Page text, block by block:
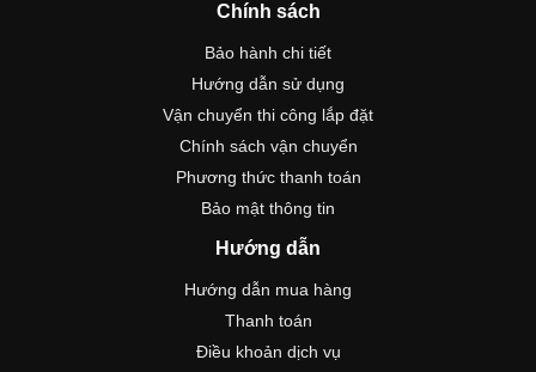
Chính sách
Bảo hành chi tiết
Hướng dẫn sử dụng
Vận chuyển thi công lắp đặt
Chính sách vận chuyển
Phương thức thanh toán
Bảo mật thông tin
Hướng dẫn
Hướng dẫn mua hàng
Thanh toán
Điều khoản dịch vụ